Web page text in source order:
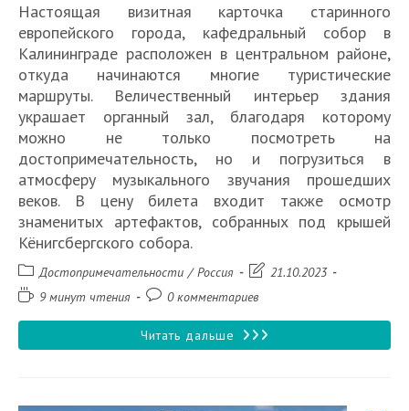
Настоящая визитная карточка старинного
европейского города, кафедральный собор в
Калининграде расположен в центральном районе,
откуда начинаются многие туристические
маршруты. Величественный интерьер здания
украшает органный зал, благодаря которому
можно не только посмотреть на
достопримечательность, но и погрузиться в
атмосферу музыкального звучания прошедших
веков. В цену билета входит также осмотр
знаменитых артефактов, собранных под крышей
Кёнигсбергского собора.
Рубрика
записи:
Достопримечательности / Россия
Запись21.10.2023
Время9 минут чтения
Комментарии
записи:
0 комментариев
Читать дальше Кафедральный